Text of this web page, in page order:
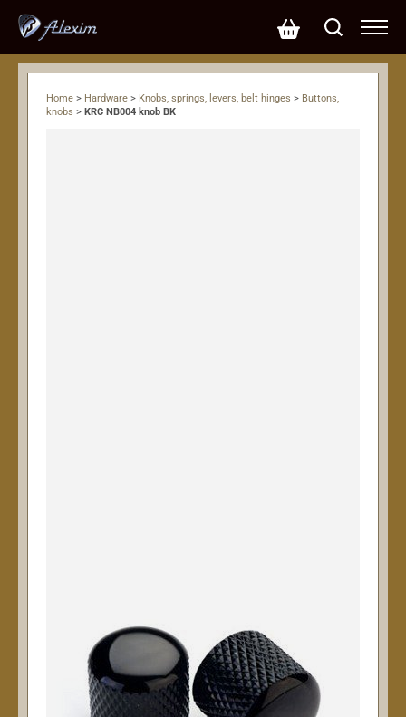
Home > Hardware > Knobs, springs, levers, belt hinges > Buttons,
knobs > KRC NB004 knob BK